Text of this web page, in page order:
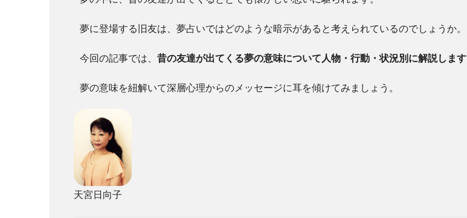
夢に登場する旧友は、夢占いではどのような暗示があると考えられているのでしょうか。
今回の記事では、 昔の友達が出てくる夢の意味について人物・行動・状況別に解説します
夢の意味を紐解いて深層心理からのメッセージに耳を傾けてみましょう。
天宮日向子